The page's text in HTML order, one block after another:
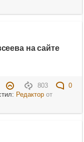
на сайте
803
0
Редакторот